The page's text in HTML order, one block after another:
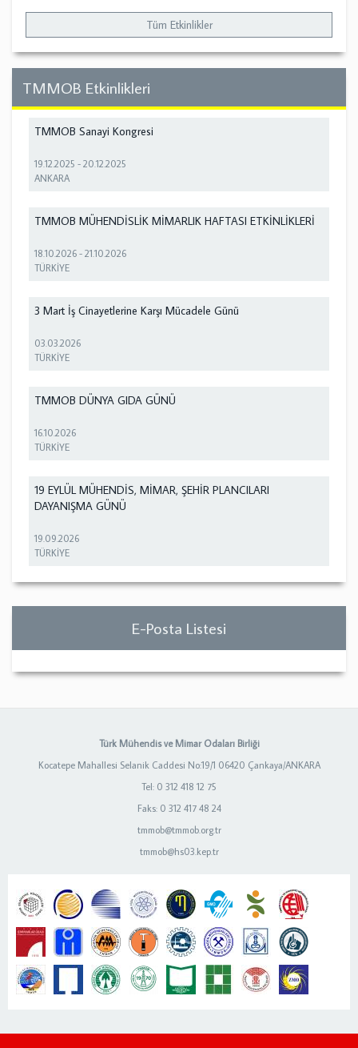
Tüm Etkinlikler
TMMOB Etkinlikleri
TMMOB Sanayi Kongresi
19.12.2025 -20.12.2025
ANKARA
TMMOB MÜHENDİSLİK MİMARLIK HAFTASI ETKİNLİKLERİ
18.10.2026 -21.10.2026
TÜRKİYE
3 Mart İş Cinayetlerine Karşı Mücadele Günü
03.03.2026
TÜRKİYE
TMMOB DÜNYA GIDA GÜNÜ
16.10.2026
TÜRKİYE
19 EYLÜL MÜHENDİS, MİMAR, ŞEHİR PLANCILARI
DAYANIŞMA GÜNÜ
19.09.2026
TÜRKİYE
E-Posta Listesi
Türk Mühendis ve Mimar Odaları Birliği
Kocatepe Mahallesi Selanik Caddesi No:19/1 06420 Çankaya/ANKARA
Tel: 0 312 418 12 75
Faks: 0 312 417 48 24
tmmob@tmmob.org.tr
tmmob@hs03.kep.tr